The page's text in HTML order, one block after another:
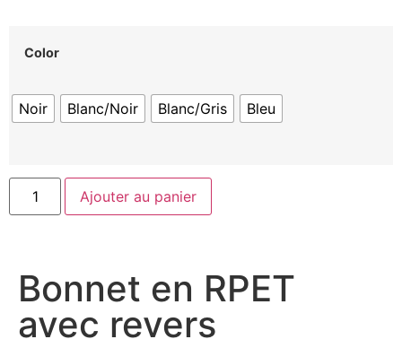
Color
Noir Blanc/Noir Blanc/Gris Bleu
Ajouter au panier
Bonnet en RPET
avec revers